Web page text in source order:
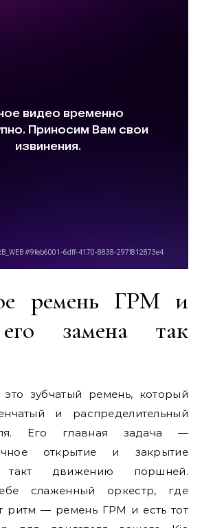
ремень ГРМ и
замена так
зубчатый ремень, который
и распределительный
Его главная задача —
открытие и закрытие
движению поршней.
слаженный оркестр, где
ритм — ремень ГРМ и есть тот